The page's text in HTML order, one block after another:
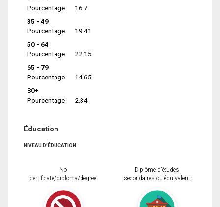
Pourcentage
16.7
35 - 49
Pourcentage
19.41
50 - 64
Pourcentage
22.15
65 - 79
Pourcentage
14.65
80+
Pourcentage
2.34
Éducation
NIVEAU D'ÉDUCATION
No
certificate/diploma/degree
Diplôme d'études
secondaires ou équivalent